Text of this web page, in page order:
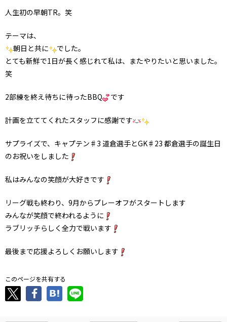
人生初の早朝TR。笑
テーマは、
朝日と共に
でした。
とても新鮮で1日が長く感じれて私は、またやりたいと思いました。
笑
2部練を終え待ちに待ったBBQ です
計画を立ててくれたスタッフに感謝です
サプライズで、キャプテン♯3 道倉選手とGK♯23 都倉選手の誕生日
のお祝いをしました
私はみんなの笑顔が大好きです
リーグ戦も終わり、9月からプレーオフがスタートします
みんなが笑顔で終われるように
ラブリッチらしく全力で戦います
最後まで応援よろしくお願いします
このページを共有する